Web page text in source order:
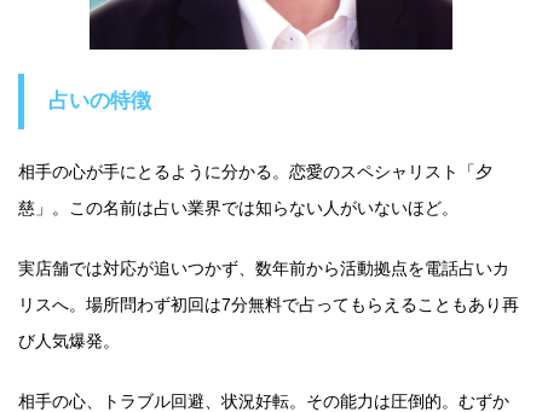
占いの特徴
相手の心が手にとるように分かる。恋愛のスペシャリスト「夕
慈」。この名前は占い業界では知らない人がいないほど。
実店舗では対応が追いつかず、数年前から活動拠点を電話占いカ
リスへ。場所問わず初回は7分無料で占ってもらえることもあり再
び人気爆発。
相手の心、トラブル回避、状況好転。その能力は圧倒的。むずか